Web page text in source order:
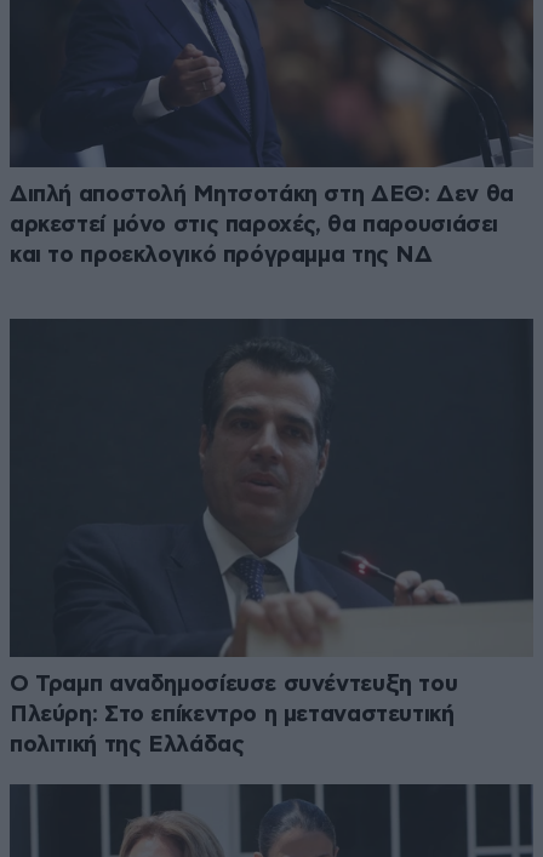
Διπλή αποστολή Μητσοτάκη στη ΔΕΘ: Δεν θα
αρκεστεί μόνο στις παροχές, θα παρουσιάσει
και το προεκλογικό πρόγραμμα της ΝΔ
Ο Τραμπ αναδημοσίευσε συνέντευξη του
Πλεύρη: Στο επίκεντρο η μεταναστευτική
πολιτική της Ελλάδας